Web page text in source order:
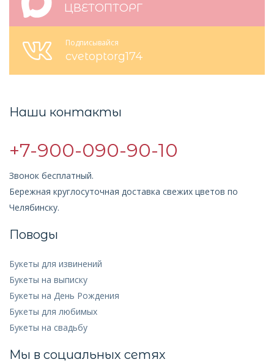
ЦВЕТОПТОРГ
Подписывайся
cvetoptorg174
Наши контакты
+7-900-090-90-10
Звонок бесплатный.
Бережная круглосуточная доставка свежих цветов по
Челябинску.
Поводы
Букеты для извинений
Букеты на выписку
Букеты на День Рождения
Букеты для любимых
Букеты на свадьбу
Мы в социальных сетях